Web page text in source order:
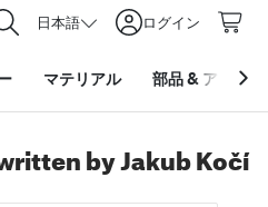
日本語 ログイン
マテリアル 部品& アクセ
by Jakub Kočí